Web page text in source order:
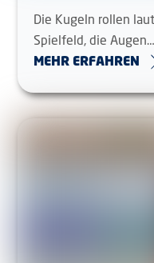
Die Kugeln rollen
Spielfeld, die Augen…
MEHR ERFAHREN